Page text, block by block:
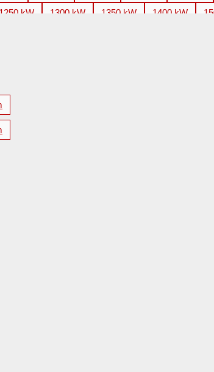
1250 kW 1300 kW 1350 kW 1400 kW